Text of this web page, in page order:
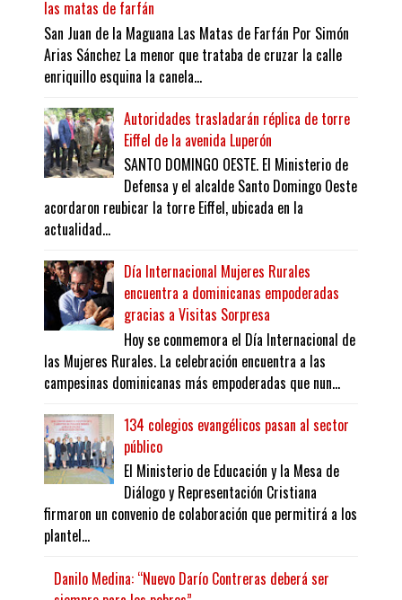
las matas de farfán
San Juan de la Maguana Las Matas de Farfán Por Simón
Arias Sánchez La menor que trataba de cruzar la calle
enriquillo esquina la canela...
Autoridades trasladarán réplica de torre
Eiffel de la avenida Luperón
SANTO DOMINGO OESTE. El Ministerio de
Defensa y el alcalde Santo Domingo Oeste
acordaron reubicar la torre Eiffel, ubicada en la
actualidad...
Día Internacional Mujeres Rurales
encuentra a dominicanas empoderadas
gracias a Visitas Sorpresa
Hoy se conmemora el Día Internacional de
las Mujeres Rurales. La celebración encuentra a las
campesinas dominicanas más empoderadas que nun...
134 colegios evangélicos pasan al sector
público
El Ministerio de Educación y la Mesa de
Diálogo y Representación Cristiana
firmaron un convenio de colaboración que permitirá a los
plantel...
Danilo Medina: “Nuevo Darío Contreras deberá ser